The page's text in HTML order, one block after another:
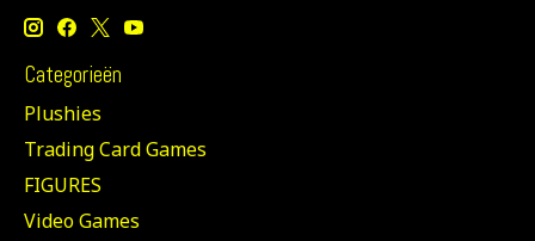
Categorieën
Plushies
Trading Card Games
FIGURES
Video Games